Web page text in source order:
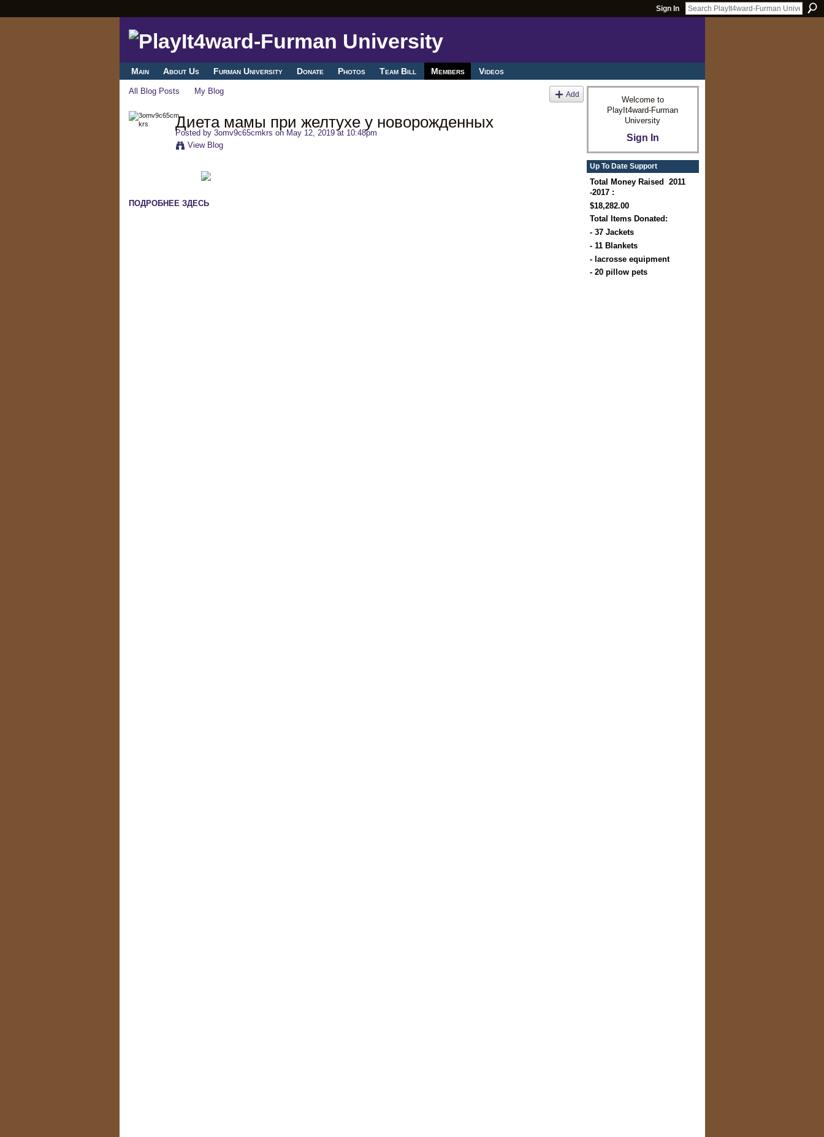
Sign In
Main About Us Furman University Donate Photos Team Bill Members Videos
All Blog Posts My Blog Add
Диета мамы при желтухе у новорожденных
Posted by 3omv9c65cmkrs on May 12, 2019 at 10:48pm
View Blog
ПОДРОБНЕЕ ЗДЕСЬ
Welcome to
PlayIt4ward-Furman
University
Sign In
Up To Date Support
Total Money Raised 2011
-2017 :
$18,282.00
Total Items Donated:
- 37 Jackets
- 11 Blankets
- lacrosse equipment
- 20 pillow pets